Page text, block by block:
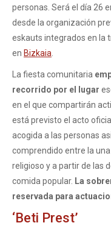
personas. Será el día 26
desde la organización
eskauts integrados en la
en Bizkaia
La fiesta comunitaria
recorrido por el lugar
en el que compartirán
está previsto el acto
acogida a las personas
comprendido entre la
religioso y a partir de las
comida popular. La
reservada para
‘Beti Prest’